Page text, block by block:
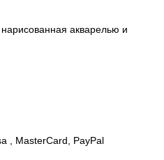
акварелью и
, MasterCard, PayPal